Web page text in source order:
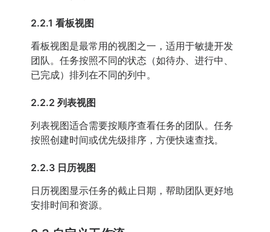
2.2.1 看板视图
看板视图是最常用的视图之一，适用于敏捷开发
团队。任务按照不同的状态（如待办、进行中、
已完成）排列在不同的列中。
2.2.2 列表视图
列表视图适合需要按顺序查看任务的团队。任务
按照创建时间或优先级排序，方便快速查找。
2.2.3 日历视图
日历视图显示任务的截止日期，帮助团队更好地
安排时间和资源。